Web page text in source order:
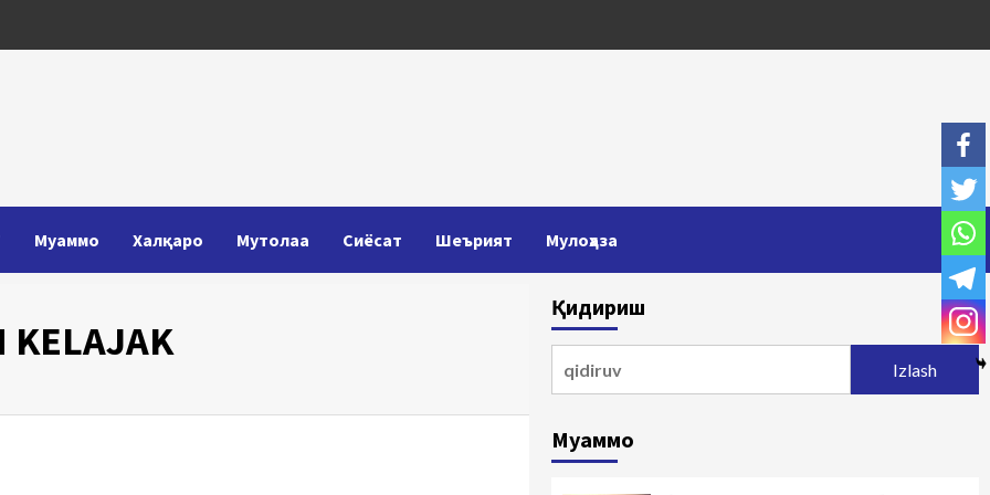
Муаммо Халқаро Мутолаа Сиёсат Шеърият Мулоҳаза
KELAJAK
Қидириш
Муаммо